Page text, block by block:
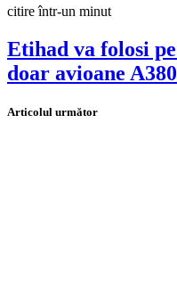
citire într-un minut
Etihad va folosi
doar avioane A380
Articolul următor